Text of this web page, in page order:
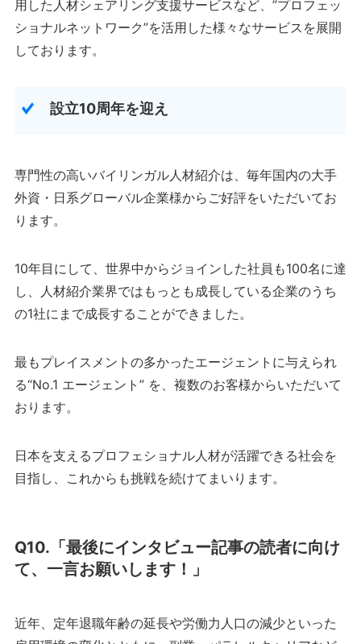
用した人材シェアリング支援サービスなど、”プロフェッ
ショナルネットワーク”を活用した様々なサービスを展開
しております。
設立10周年を迎え
専門性の高いバイリンガル人材紹介は、毎年国内の大手
外資・日系グローバル企業様からご好評をいただいてお
ります。
10年目にして、世界中からジョインした社員も100名に達
し、人材紹介業界ではもっとも成長している企業のうち
の1社にまで成長することができました。
最もプレイスメントの多かったエージェントに与えられ
る“No.1 エージェント” を、複数のお客様からいただいて
おります。
日本を支えるプロフェショナル人材が活躍できる社会を
目指し、これからも挑戦を続けてまいります。
Q10.「最後にインタビュー記事の読者に向け
て、一言お願いします！」
近年、定年退職年齢の延長や労働力人口の減少といった